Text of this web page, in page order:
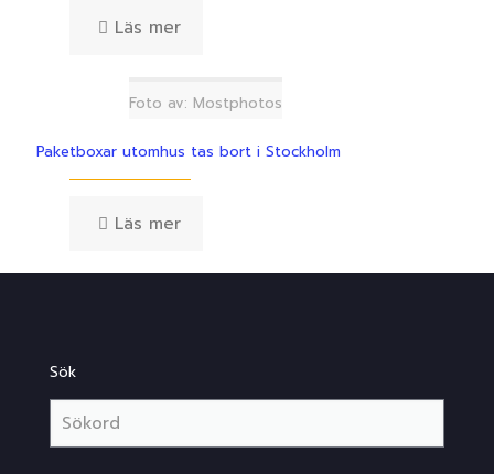
Läs mer
Foto av: Mostphotos
Paketboxar utomhus tas bort i Stockholm
Läs mer
Sök